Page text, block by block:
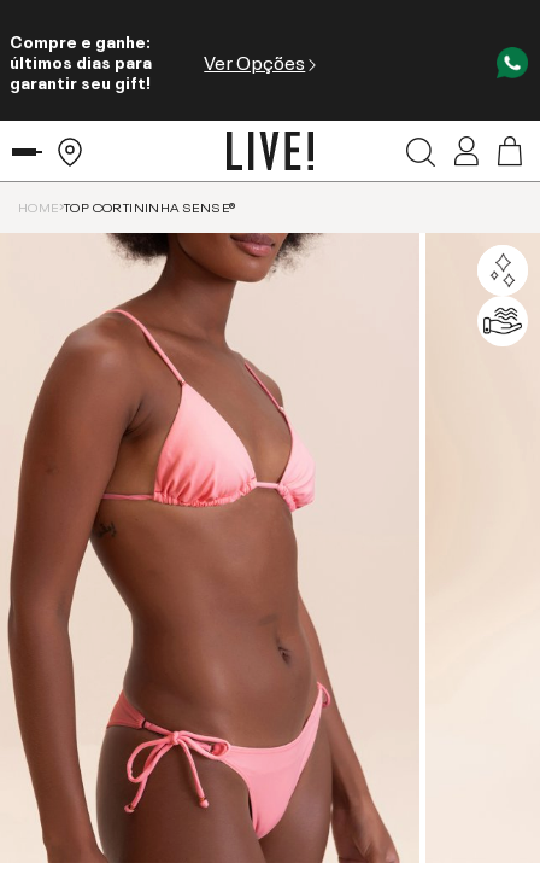
Compre e ganhe:
últimos dias para
garantir seu gift!
Ver Opções
HOME TOP CORTININHA SENSE®